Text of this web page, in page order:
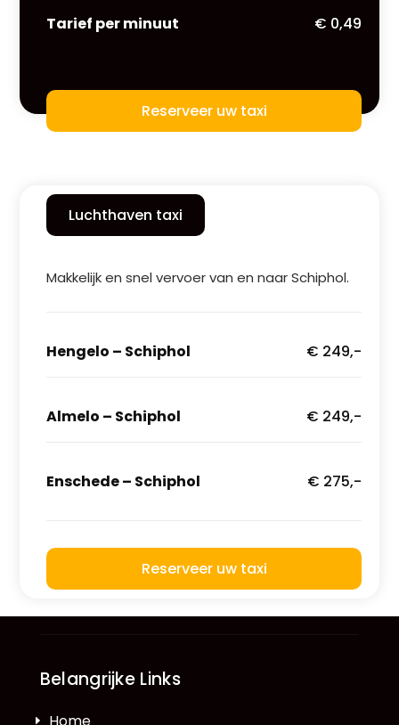
Tarief per minuut € 0,49
Reserveer uw taxi
Luchthaven taxi
Makkelijk en snel vervoer van en naar Schiphol.
Hengelo – Schiphol € 249,-
Almelo – Schiphol € 249,-
Enschede – Schiphol € 275,-
Reserveer uw taxi
Belangrijke Links